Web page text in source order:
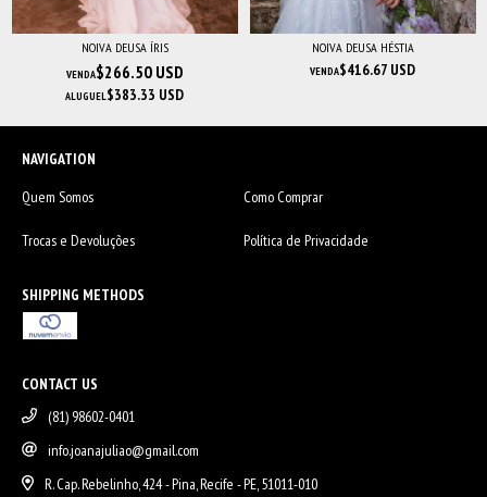
NOIVA DEUSA ÍRIS
VENDA$266.50 USD
ALUGUEL$383.33 USD
NOIVA DEUSA HÉSTIA
VENDA$416.67 USD
NAVIGATION
Quem Somos
Como Comprar
Trocas e Devoluções Política de Privacidade
SHIPPING METHODS
CONTACT US
(81) 98602-0401
info.joanajuliao@gmail.com
R. Cap. Rebelinho, 424 - Pina, Recife - PE, 51011-010